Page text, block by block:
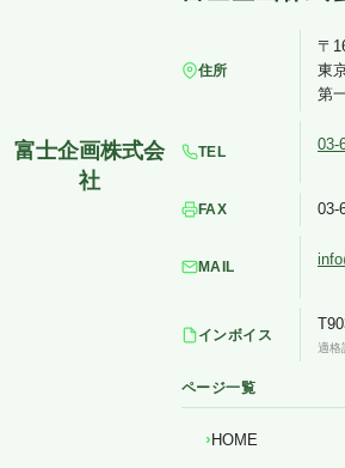
住所
〒
東
第
TEL 03-
FAX 03-
MAIL
インボイス
適格
ページ一覧
HOME